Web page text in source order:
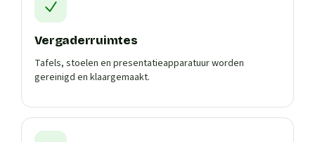
Vergaderruimtes
Tafels, stoelen en presentatieapparatuur worden
gereinigd en klaargemaakt.